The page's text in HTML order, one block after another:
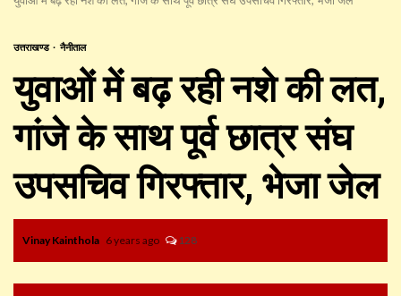
उत्तराखण्ड नैनीताल
युवाओं में बढ़ रही नशे की लत,
गांजे के साथ पूर्व छात्र संघ
उपसचिव गिरफ्तार, भेजा जेल
Vinay Kainthola 6 years ago 128